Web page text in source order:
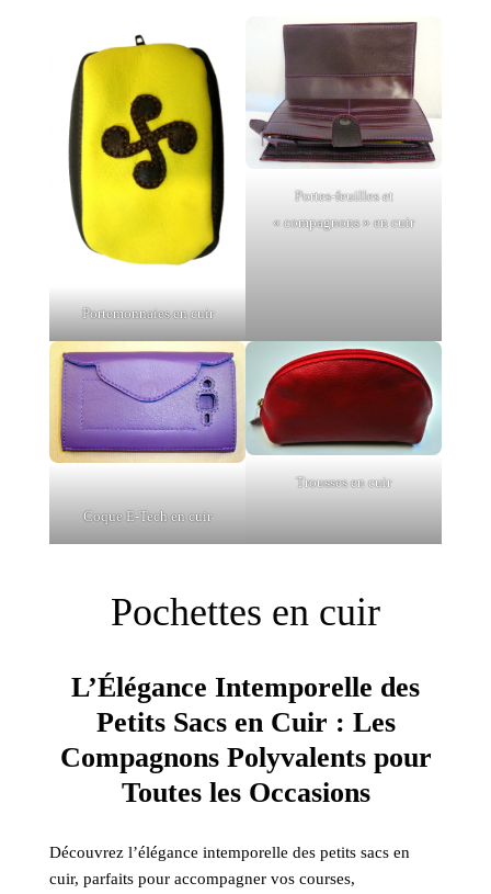
Portemonnaies en cuir
Portes-feuilles et
« compagnons » en cuir
Coque E-Tech en cuir
Trousses en cuir
Pochettes en cuir
L’Élégance Intemporelle des
Petits Sacs en Cuir : Les
Compagnons Polyvalents pour
Toutes les Occasions
Découvrez l’élégance intemporelle des petits sacs en
cuir, parfaits pour accompagner vos courses,